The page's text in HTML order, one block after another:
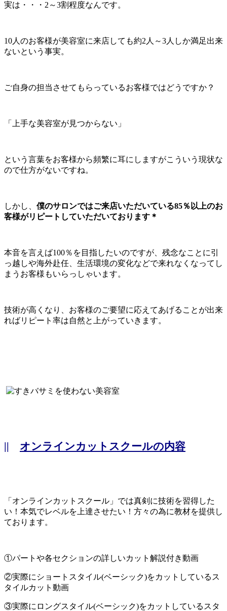
実は・・・2～3割程度なんです。
10人のお客様が美容室に来店しても約2人～3人しか満足出来
ないという事実。
ご自身の担当させてもらっているお客様ではどうですか？
「上手な美容室が見つからない」
という言葉をお客様から頻繁に耳にしますがこういう現状な
ので仕方がないですね。
しかし、 僕のサロンではご来店いただいている85％以上のお
客様がリピートしていただいております＊
本音を言えば100％を目指したいのですが、残念なことに引
っ越しや海外赴任、生活環境の変化などで来れなくなってし
まうお客様もいらっしゃいます。
技術が高くなり、お客様のご要望に応えてあげることが出来
ればリピート率は自然と上がっていきます。
|| オンラインカットスクールの内容
「オンラインカットスクール」では真剣に技術を習得した
い！本気でレベルを上達させたい！方々の為に教材を提供し
ております。
①パートや各セクションの詳しいカット解説付き動画
②実際にショートスタイル(ベーシック)をカットしているス
タイルカット動画
③実際にロングスタイル(ベーシック)をカットしているスタ